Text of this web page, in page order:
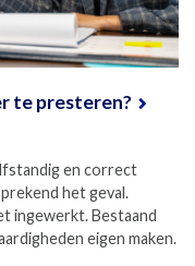
te presteren?
en correct
het geval.
ingewerkt. Bestaand
eigen maken.